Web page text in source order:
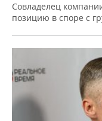
Совладелец
позицию в споре с